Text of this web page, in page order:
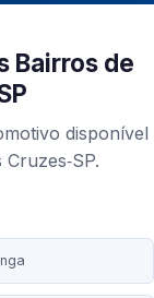
Bairros de
disponível